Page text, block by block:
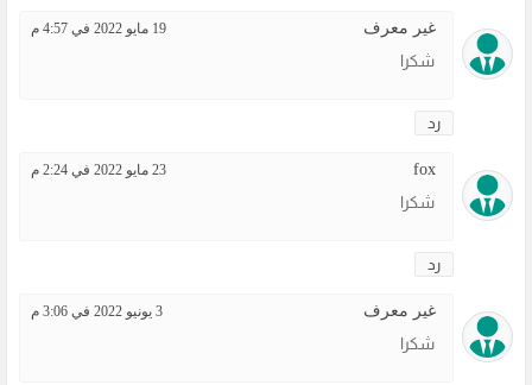
غير معرف 19 مايو 2022 في 4:57 م
شكرا
رد
fox 23 مايو 2022 في 2:24 م
شكرا
رد
غير معرف 3 يونيو 2022 في 3:06 م
شكرا